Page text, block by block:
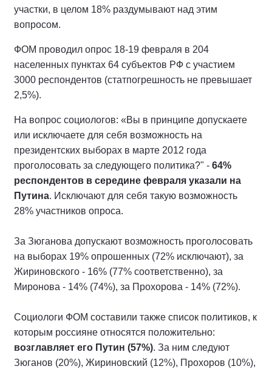
участки, в целом 18% раздумывают над этим
вопросом.
ФОМ проводил опрос 18-19 февраля в 204
населенных пунктах 64 субъектов РФ с участием
3000 респондентов (статпогрешность не превышает
2,5%).
На вопрос социологов: «Вы в принципе допускаете
или исключаете для себя возможность на
президентских выборах в марте 2012 года
проголосовать за следующего политика?" - 64%
респондентов в середине февраля указали на
Путина. Исключают для себя такую возможность
28% участников опроса.
За Зюганова допускают возможность проголосовать
на выборах 19% опрошенных (72% исключают), за
Жириновского - 16% (77% соответственно), за
Миронова - 14% (74%), за Прохорова - 14% (72%).
Социологи ФОМ составили также список политиков, к
которым россияне относятся положительно:
возглавляет его Путин (57%). За ним следуют
Зюганов (20%), Жириновский (12%), Прохоров (10%),